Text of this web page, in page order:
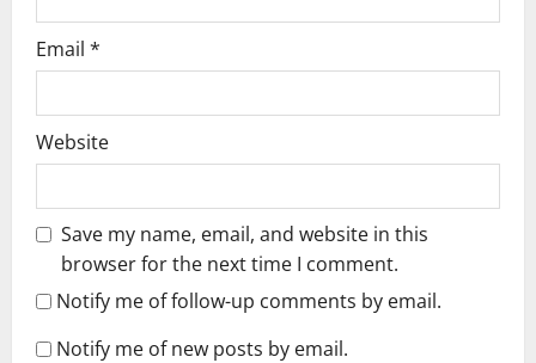
Email *
Website
Save my name, email, and website in this
browser for the next time I comment.
Notify me of follow-up comments by email.
Notify me of new posts by email.